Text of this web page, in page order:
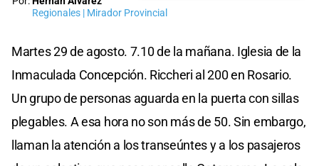
Regionales | Mirador Provincial
Martes 29 de agosto. 7.10 de la mañana. Iglesia de la
Inmaculada Concepción. Riccheri al 200 en Rosario.
Un grupo de personas aguarda en la puerta con sillas
plegables. A esa hora no son más de 50. Sin embargo,
llaman la atención a los transeúntes y a los pasajeros